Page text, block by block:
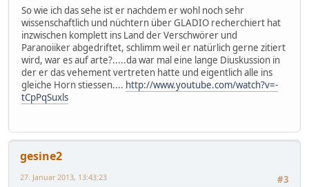
So wie ich das sehe ist er nachdem er wohl noch sehr
wissenschaftlich und nüchtern über GLADIO recherchiert hat
inzwischen komplett ins Land der Verschwörer und
Paranoiiker abgedriftet, schlimm weil er natürlich gerne zitiert
wird, war es auf arte?.....da war mal eine lange Diuskussion in
der er das vehement vertreten hatte und eigentlich alle ins
gleiche Horn stiessen.... http://www.youtube.com/watch?v=-
tCpPqSuxls
gesine2
#3
27. Januar 2013, 13:43:23